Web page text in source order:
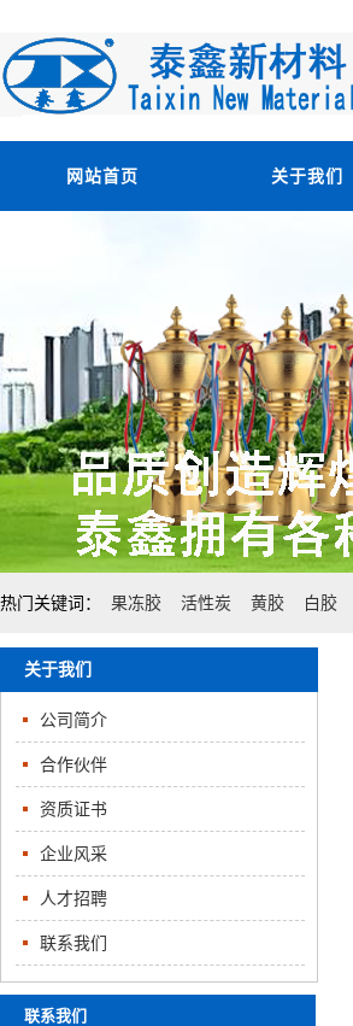
网站首页 关于我们
热门关键词： 果冻胶 活性炭 黄胶 白胶
关于我们
公司简介
合作伙伴
资质证书
企业风采
人才招聘
联系我们
联系我们